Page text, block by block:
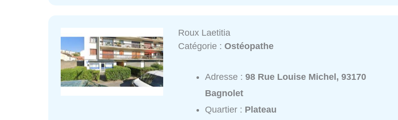
Roux Laetitia
Catégorie :Ostéopathe
Adresse :98 Rue Louise Michel, 93170
Bagnolet
Quartier : Plateau